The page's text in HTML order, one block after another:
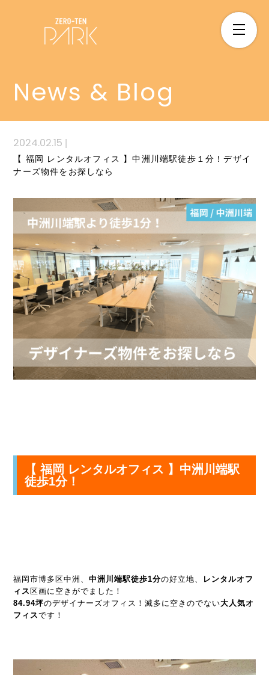
News & Blog
2024.02.15 |
【 福岡 レンタルオフィス 】中洲川端駅徒歩１分！デザイ
ナーズ物件をお探しなら
【 福岡 レンタルオフィス 】中洲川端駅
徒歩1分！
福岡市博多区中洲、中洲川端駅徒歩1分の好立地、
レンタルオフ
ィス 区画に空きがでました！
84.94坪のデザイナーズオフィス！滅多に空きのでない大人気オ
フィスです！